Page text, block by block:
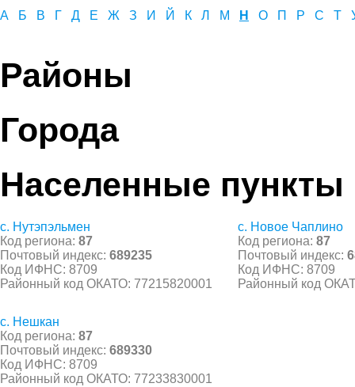
А Б В Г Д Е Ж З И Й К Л М Н О П Р С Т
Районы
Города
Населенные пункты
с. Нутэпэльмен
Код региона: 87
Почтовый индекс: 689235
Код ИФНС: 8709
Районный код ОКАТО: 77215820001
с. Новое Чаплино
Код региона: 87
Почтовый индекс:
Код ИФНС: 8709
Районный код
с. Нешкан
Код региона: 87
Почтовый индекс: 689330
Код ИФНС: 8709
Районный код ОКАТО: 77233830001